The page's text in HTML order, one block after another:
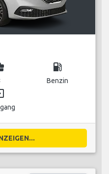
local_gas_station
Benzin